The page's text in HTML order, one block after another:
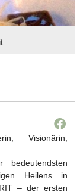
Visionärin,
Heilens in
– der ersten